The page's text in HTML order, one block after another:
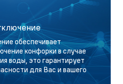
обеспечивает
конфорки в случае
воды, это гарантирует
для Вас и вашего